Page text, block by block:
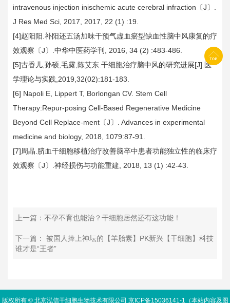
intravenous injection inischemic acute cerebral infraction〔J〕.
J Res Med Sci, 2017, 2017, 22 (1) :19.
[4]赵阳阳.补阳还五汤加味干预气虚血瘀型缺血性脑中风康复的疗
效观察〔J〕.中华中医药学刊, 2016, 34 (2) :483-486.
[5]古香儿,孙硕,毛露,陈艾东.干细胞治疗脑中风的研究进展[J].医
学理论与实践,2019,32(02):181-183.
[6] Napoli E, Lippert T, Borlongan CV. Stem Cell
Therapy:Repur-posing Cell-Based Regenerative Medicine
Beyond Cell Replace-ment〔J〕. Advances in experimental
medicine and biology, 2018, 1079:87-91.
[7]周晶.脐血干细胞移植治疗改善脑卒中患者功能独立性的临床疗
效观察〔J〕.神经损伤与功能重建, 2018, 13 (1) :42-43.
上一篇：不孕不育也能治？干细胞居然还有这功能！
下一篇： 被国人捧上神坛的【羊胎素】PK新兴【干细胞】科技
谁才是“王者”
版权所有 © 北京泓信干细胞生物技术有限公司 京ICP备15036141-1（本站内容及图